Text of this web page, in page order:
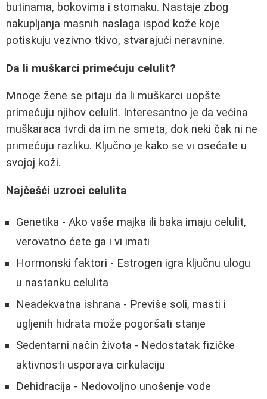
butinama, bokovima i stomaku. Nastaje zbog
nakupljanja masnih naslaga ispod kože koje
potiskuju vezivno tkivo, stvarajući neravnine.
Da li muškarci primećuju celulit?
Mnoge žene se pitaju da li muškarci uopšte
primećuju njihov celulit. Interesantno je da većina
muškaraca tvrdi da im ne smeta, dok neki čak ni ne
primećuju razliku. Ključno je kako se vi osećate u
svojoj koži.
Najčešći uzroci celulita
Genetika - Ako vaše majka ili baka imaju celulit,
verovatno ćete ga i vi imati
Hormonski faktori - Estrogen igra ključnu ulogu
u nastanku celulita
Neadekvatna ishrana - Previše soli, masti i
ugljenih hidrata može pogoršati stanje
Sedentarni način života - Nedostatak fizičke
aktivnosti usporava cirkulaciju
Dehidracija - Nedovoljno unošenje vode